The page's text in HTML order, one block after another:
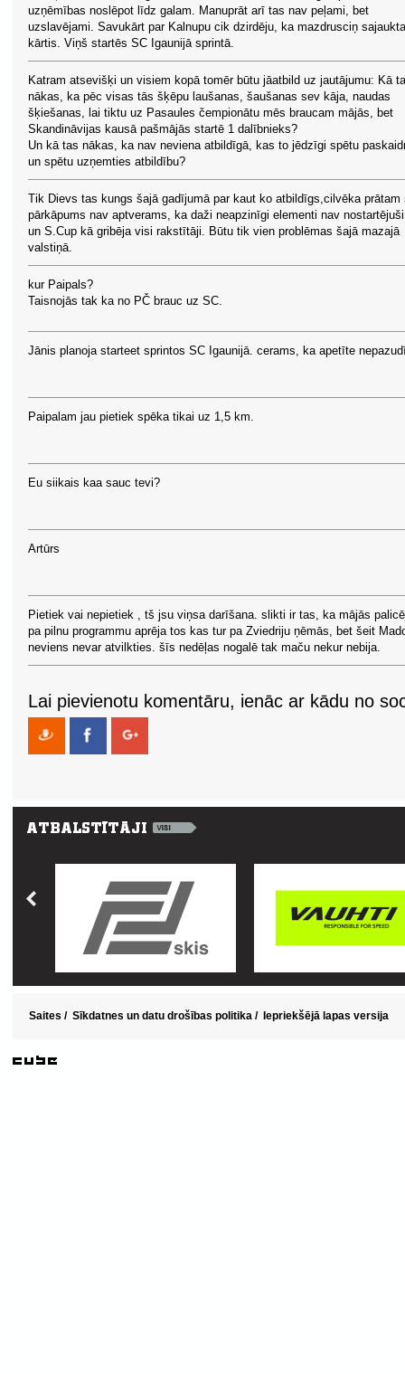
uzņēmības noslēpot līdz galam. Manuprāt arī tas nav peļami, bet
uzslavējami. Savukārt par Kalnupu cik dzirdēju, ka mazdrusciņ
kārtis. Viņš startēs SC Igaunijā sprintā.
Katram atsevišķi un visiem kopā tomēr būtu jāatbild uz jautājumu: Kā
nākas, ka pēc visas tās šķēpu laušanas, šaušanas sev kāja, naudas
šķiešanas, lai tiktu uz Pasaules čempionātu mēs braucam mājās, bet
Skandināvijas kausā pašmājās startē 1 dalībnieks?
Un kā tas nākas, ka nav neviena atbildīgā, kas to jēdzīgi spētu
un spētu uzņemties atbildību?
Tik Dievs tas kungs šajā gadījumā par kaut ko atbildīgs,cilvēka prātam
pārkāpums nav aptverams, ka daži neapzinīgi elementi nav
un S.Cup kā gribēja visi rakstītāji. Būtu tik vien problēmas šajā mazajā
valstiņā.
kur Paipals?
Taisnojās tak ka no PČ brauc uz SC.
Jānis planoja starteet sprintos SC Igaunijā. cerams, ka apetīte
Paipalam jau pietiek spēka tikai uz 1,5 km.
Eu siikais kaa sauc tevi?
Artūrs
Pietiek vai nepietiek , tš jsu viņsa darīšana. slikti ir tas, ka mājās
pa pilnu programmu aprēja tos kas tur pa Zviedriju ņēmās, bet šeit
neviens nevar atvilkties. šīs nedēļas nogalē tak maču nekur nebija.
Lai pievienotu komentāru, ienāc ar kādu no
Saites / Sīkdatnes un datu drošības politika / Iepriekšējā lapas versija